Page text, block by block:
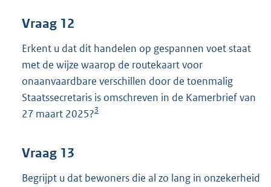
Vraag 12
Erkent u dat dit handelen op gespannen voet staat
met de wijze waarop de routekaart voor
onaanvaardbare verschillen door de toenmalig
Staatssecretaris is omschreven in de Kamerbrief van
27 maart 2025?3
Vraag 13
Begrijpt u dat bewoners die al zo lang in onzekerheid